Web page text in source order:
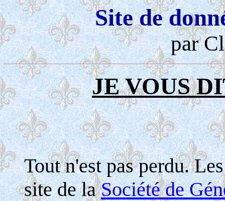
Site de
par
JE VOUS
Tout n'est pas perdu.
site de laSociété de